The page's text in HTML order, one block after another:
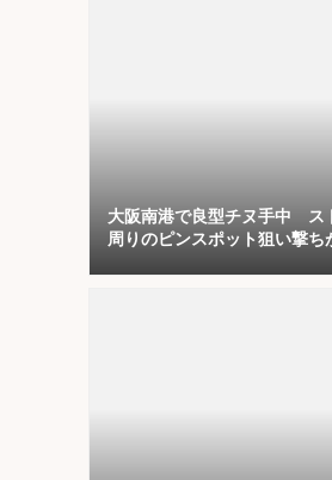
大阪南港で良型チヌ手中 ス
周りのピンスポット狙い撃ち